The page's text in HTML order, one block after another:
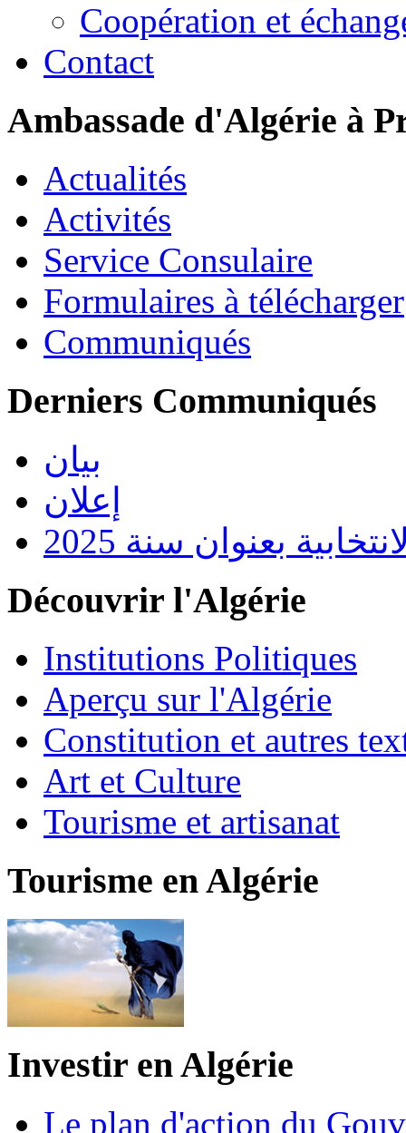
Coopération et
Contact
Ambassade d'Algérie à
Actualités
Activités
Service Consulaire
Formulaires à télécharger
Communiqués
Derniers Communiqués
بيان
إعلان
بعنوان سنة 2025
Découvrir l'Algérie
Institutions Politiques
Aperçu sur l'Algérie
Constitution et autres
Art et Culture
Tourisme et artisanat
Tourisme en Algérie
Investir en Algérie
Le plan d'action du